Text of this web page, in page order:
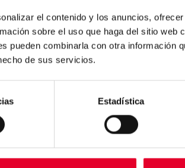
el contenido y los anuncios,
sobre el uso que haga del sitio web
pueden combinarla con otra información
de sus servicios.
Estadística